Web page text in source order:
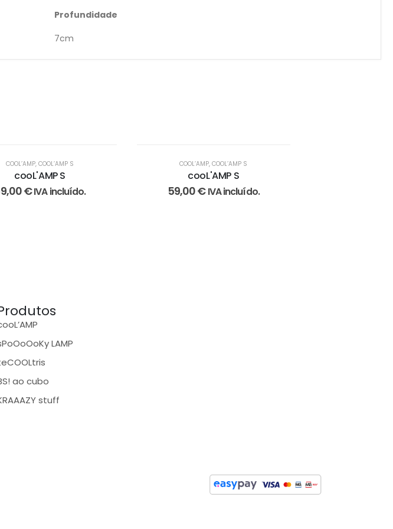
Profundidade
7cm
COOL’AMP,COOL’AMP S
cooL'AMP S
€IVA incluído.
COOL’AMP,COOL’AMP S
cooL'AMP S
59,00€IVA incluído.
LAMP
ao cubo
stuff